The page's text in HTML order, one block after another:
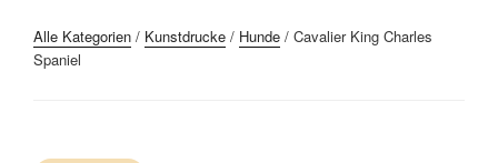
Alle Kategorien / Kunstdrucke / Hunde / Cavalier King Charles
Spaniel